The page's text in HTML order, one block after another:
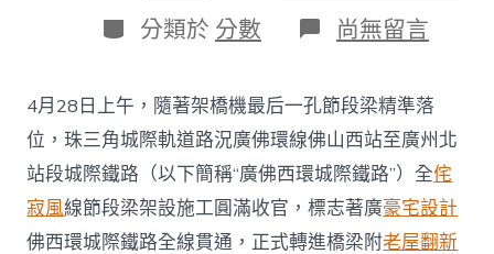
日
期
分
類
分類於 分數 在
〈霸
多
重
施
工
難
題，
廣
尚無留言
4月28日上午，隨著架橋機最后一孔節段梁精準落
位，珠三角城際軌道路況廣佛環線佛山西站至廣州北
站段城際鐵路（以下簡稱“廣佛西環城際鐵路”）全侘
寂風線節段梁架設施工圓滿收官，標志著廣豪宅設計
佛西環城際鐵路全線貫通，正式轉進橋梁附老屋翻新